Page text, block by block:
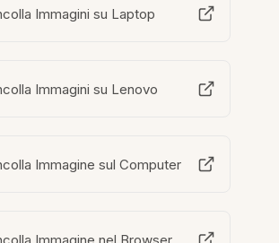
Immagini su Laptop
Immagini su Lenovo
Immagine sul Computer
Immagine nel Browser